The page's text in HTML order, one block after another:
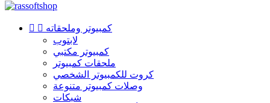
  كمبيوتر وملحقاته
لابتوب
كمبيوتر مكتبي
ملحقات كمبيوتر
كروت للكمبيوتر الشخصي
وصلات كمبيوتر متنوعة
شبكات